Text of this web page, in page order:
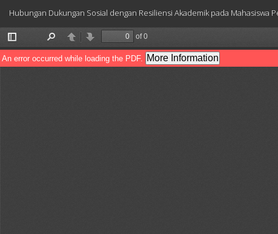
Article
Details
Hubungan Dukungan Sosial dengan Resiliensi Akademik pada Mahasiswa